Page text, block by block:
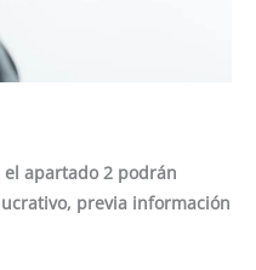
apartado 2 podrán
previa información